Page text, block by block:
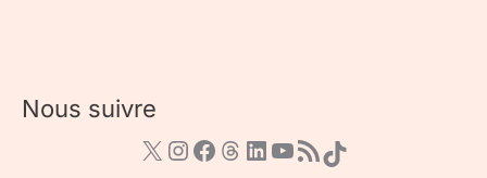
Nous suivre